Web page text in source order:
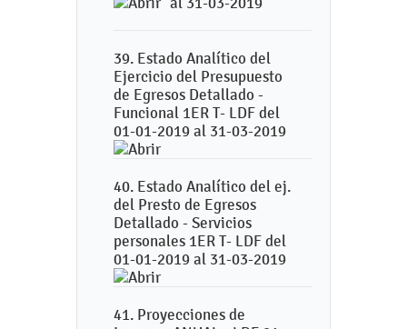
39. Estado Analítico del
Ejercicio del Presupuesto
de Egresos Detallado -
Funcional 1ER T- LDF del
01-01-2019 al 31-03-2019
40. Estado Analítico del ej.
del Presto de Egresos
Detallado - Servicios
personales 1ER T- LDF del
01-01-2019 al 31-03-2019
41. Proyecciones de